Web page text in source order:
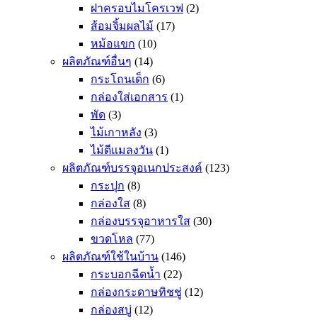
ฝาครอบไมโครเวฟ (2)
ส้อมจิ้มผลไม้ (17)
หม้อแขก (10)
ผลิตภัณฑ์อื่นๆ (14)
กระโถนเด็ก (6)
กล่องใส่เอกสาร (1)
พัด (3)
ไม้เกาหลัง (3)
ไม้ตีแมลงวัน (1)
ผลิตภัณฑ์บรรจุอเนกประสงค์ (123)
กระปุก (8)
กล่องใส (8)
กล่องบรรจุอาหารใส (30)
ขวดโหล (77)
ผลิตภัณฑ์ใช้ในบ้าน (146)
กระบอกฉีดน้ำ (22)
กล่องกระดาษทิชชู่ (12)
กล่องสบู่ (12)